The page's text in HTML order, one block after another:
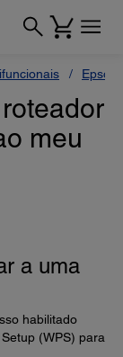
Epson
meu
a uma
habilitado
(WPS) para